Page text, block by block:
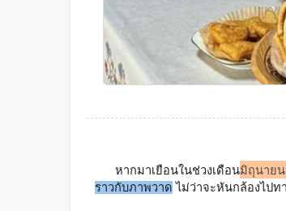
หากมาเยือนในช่วงเดือนมิถุนาย
ราวกับภาพวาด ไม่ว่าจะหันกล้องไปท